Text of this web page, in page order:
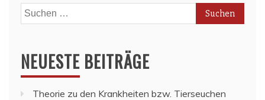
Suchen
nach:
NEUESTE BEITRÄGE
Theorie zu den Krankheiten bzw. Tierseuchen